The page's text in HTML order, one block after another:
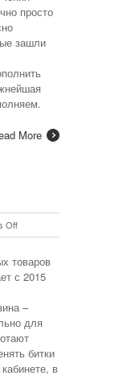
просто
зашли
More
Offon
HYDRA
Гидра
сайт
товаров
с 2015
–
для
битки
в